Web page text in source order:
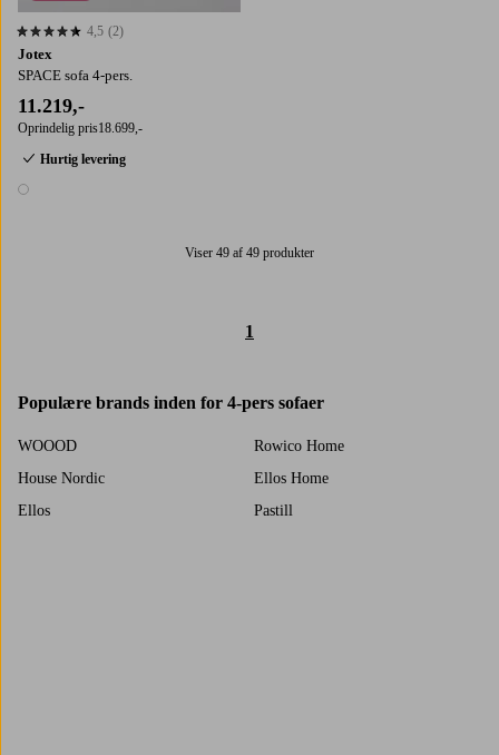
Jotex
SPACE sofa 4-pers.
11.219,-
Oprindelig pris18.699,-
Hurtig levering
1 farve
4,5 baseret på 2 bedømmelser
4,5 (2)
Viser 49 af 49 produkter
1
Populære brands inden for 4-pers sofaer
WOOOD
Rowico Home
House Nordic
Ellos Home
Ellos
Pastill